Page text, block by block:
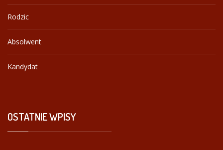
Rodzic
Absolwent
Kandydat
OSTATNIEWPISY